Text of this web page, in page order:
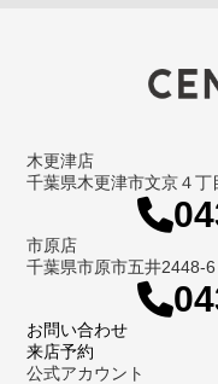
木更津店
千葉県木更津市文京４丁
市原店
千葉県市原市五井
お問い合わせ
来店予約
公式アカウント